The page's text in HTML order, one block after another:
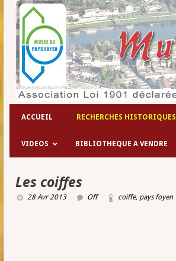
ACCUEIL RECHERCHES HISTORIQUES
VIDEOS BIBLIOTHEQUE A VENDRE
Les coiffes
28 Avr 2013 Off coiffe, pays foyen